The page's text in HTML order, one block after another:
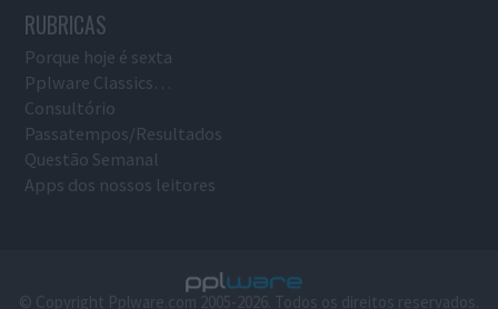
RUBRICAS
Porque hoje é sexta
Pplware Classics…
Consultório
Passatempos/Resultados
Questão Semanal
Apps dos nossos leitores
© Copyright Pplware.com 2005-2026. Todos os direitos reservados.